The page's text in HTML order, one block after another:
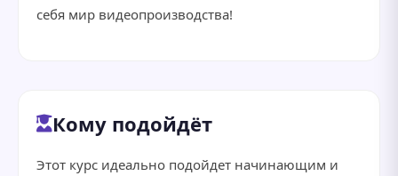
себя мир видеопроизводства!
Кому подойдёт
Этот курс идеально подойдет начинающим и